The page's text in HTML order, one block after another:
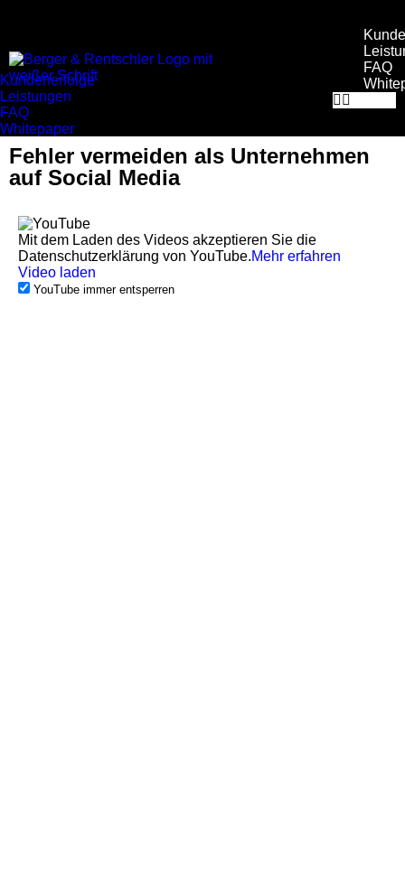
FAQ
Kundenerfolge
Leistungen
FAQ
Whitepaper
Fehler vermeiden als Unternehmen
auf Social Media
Mit dem Laden des Videos akzeptieren Sie die
Datenschutzerklärung von YouTube.Mehr erfahren
Video laden
YouTube immer entsperren